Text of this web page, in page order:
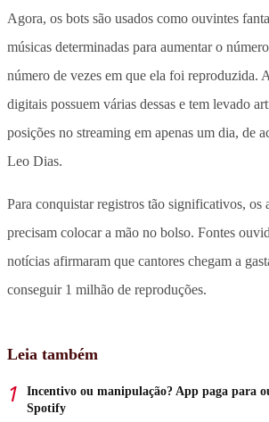
Agora, os bots são usados como ouvintes
músicas determinadas para aumentar o
número de vezes em que ela foi reproduzida.
digitais possuem várias dessas e tem levado
posições no streaming em apenas um dia, de
Leo Dias.
Para conquistar registros tão significativos, os
precisam colocar a mão no bolso. Fontes
notícias afirmaram que cantores chegam a
conseguir 1 milhão de reproduções.
Leia também
Incentivo ou manipulação? App paga para
Spotify